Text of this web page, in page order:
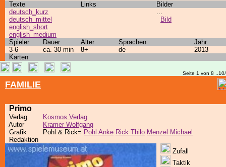
Texte Links
Bilder
deutsch_kurz
deutsch_mittel
english_short
english_medium
...
Bild
Spieler Dauer Alter Sprachen
Jahr
3-6
ca. 30 min 8+ de
2013
Karten
Seite 1 von 8
FAMILIE
Primo
Verlag
Kosmos Verlag
Autor
Kramer Wolfgang
Grafik
Pohl & Rick= Pohl Anke Rick Thilo Menzel Michael
Redaktion
Zufall
Taktik